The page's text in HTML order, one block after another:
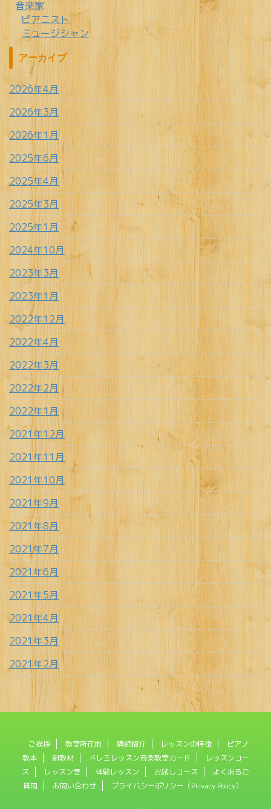
音楽家
ピアニスト
ミュージシャン
アーカイブ
2026年4月
2026年3月
2026年1月
2025年6月
2025年4月
2025年3月
2025年1月
2024年10月
2023年3月
2023年1月
2022年12月
2022年4月
2022年3月
2022年2月
2022年1月
2021年12月
2021年11月
2021年10月
2021年9月
2021年8月
2021年7月
2021年6月
2021年5月
2021年4月
2021年3月
2021年2月
ご挨拶 教室所在地 講師紹介 レッスンの特徴
ピアノ
教本
副教材 ドレミレッスン音楽教室カード
レッスンコー
ス
レッスン室 体験レッスン お試しコース
よくあるご
質問
お問い合わせ プライバシーポリシー（Privacy Policy）